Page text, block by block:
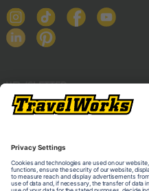
NEWSLETTER